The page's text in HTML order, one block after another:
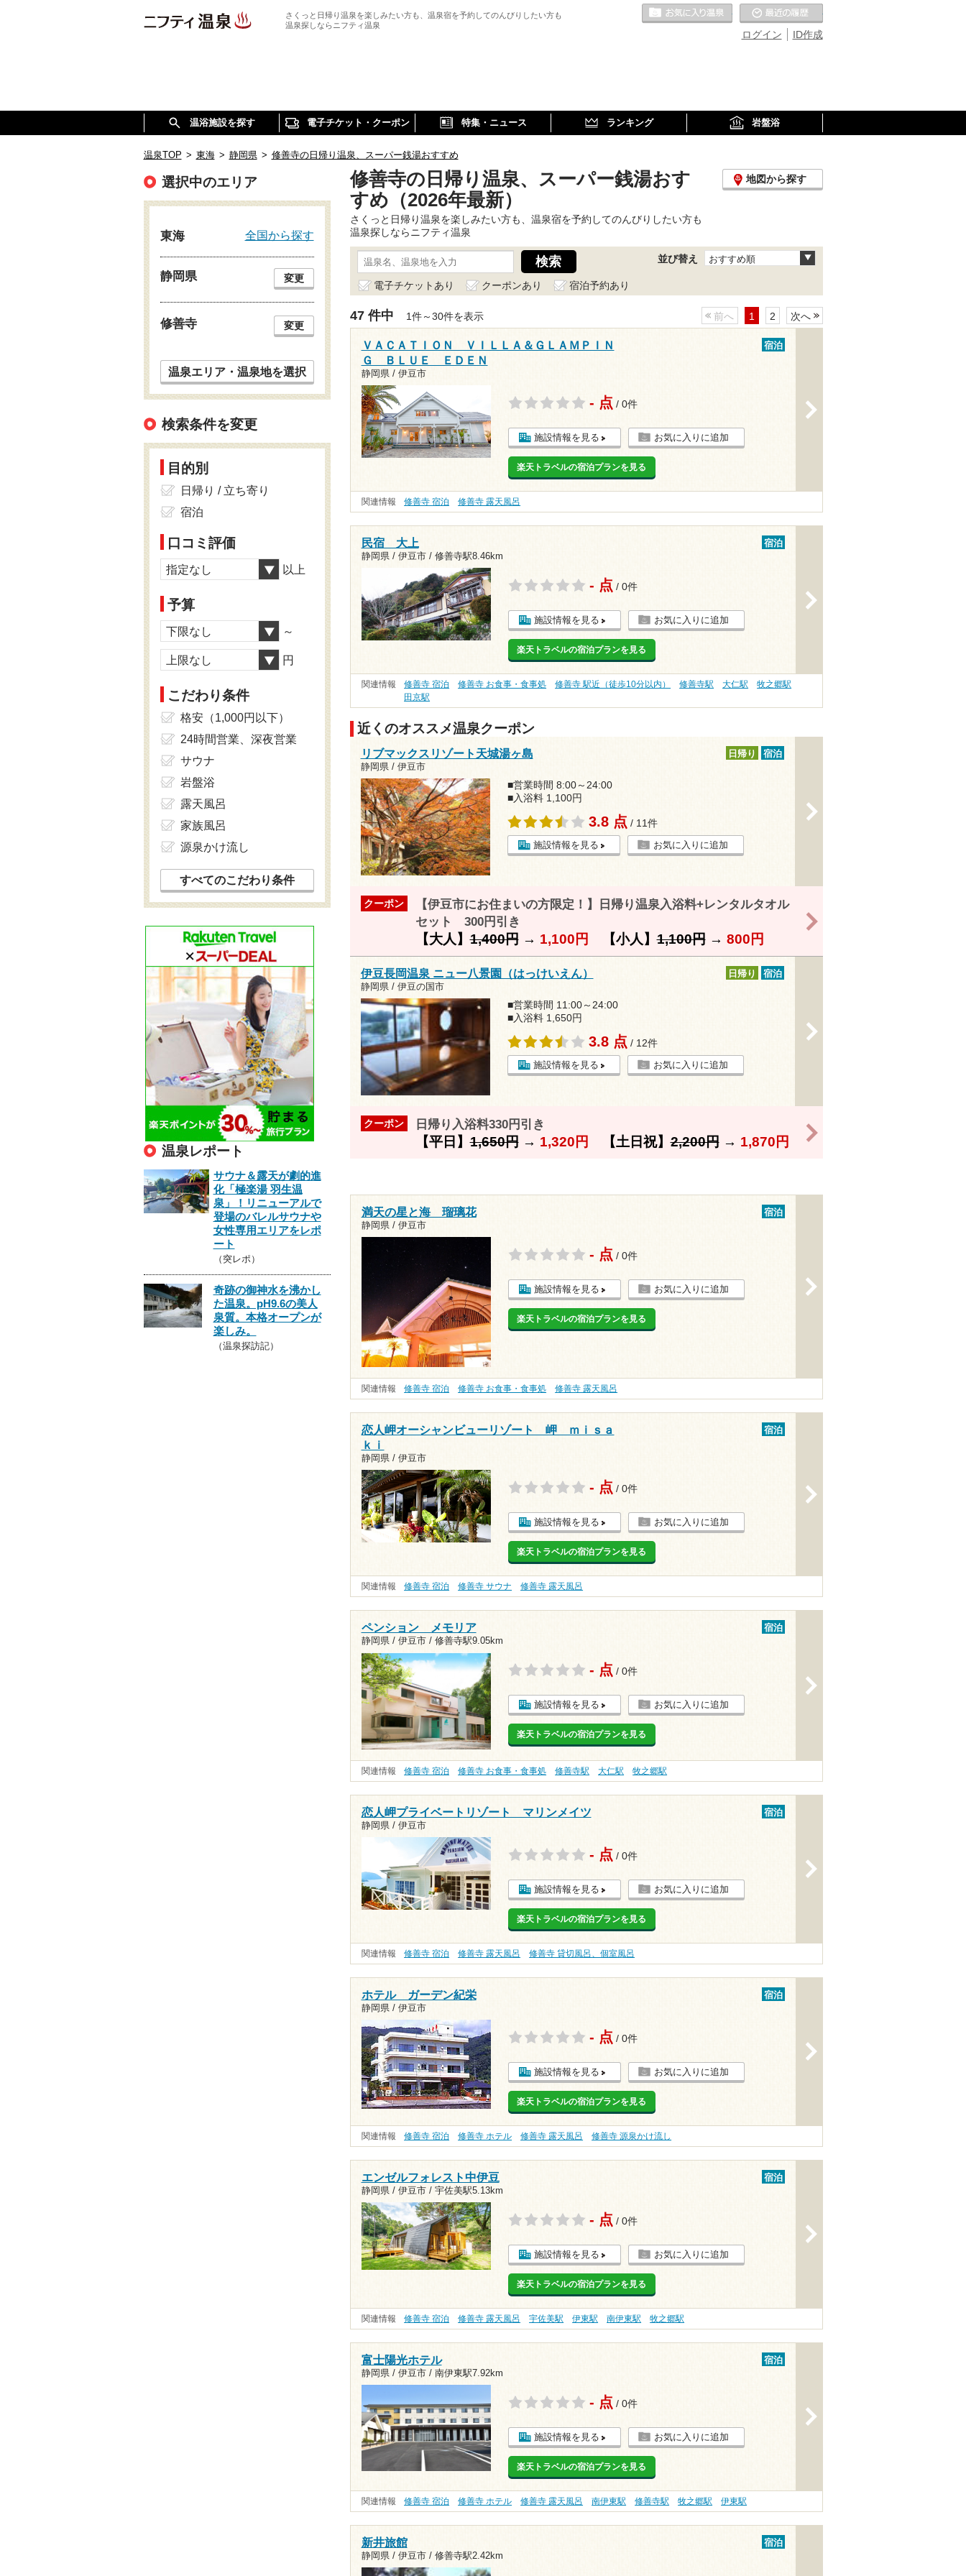
さくっと日帰り温泉を楽しみたい方も、温泉宿を予約してのんびりしたい方も
温泉探しならニフティ温泉
ID作成
ログイン
お気に入りの温泉
温浴施設を探す 電子チケット・クーポン 特集・ニュース ランキング 岩盤浴
温泉TOP > 東海 > 静岡県 > 修善寺の日帰り温泉、スーパー銭湯おすすめ
修善寺の日帰り温泉、スーパー銭湯おす
すめ（2026年最新）
地図から探す
さくっと日帰り温泉を楽しみたい方も、温泉宿を予約してのんびりしたい方も
温泉探しならニフティ温泉
並び替え おすすめ順
電子チケットあり クーポンあり 宿泊予約あり
47 件中 1件～30件を表示 前へ 1 2 次へ
ＶＡＣＡＴＩＯＮ ＶＩＬＬＡ＆ＧＬＡＭＰＩＮ
Ｇ ＢＬＵＥ ＥＤＥＮ
静岡県 / 伊豆市
宿泊
- 点 / 0件
施設情報を見る お気に入りに追加
楽天トラベルの宿泊プランを見る
関連情報 修善寺 宿泊 修善寺 露天風呂
民宿 大上
静岡県 / 伊豆市 / 修善寺駅8.46km
宿泊
- 点 / 0件
施設情報を見る お気に入りに追加
楽天トラベルの宿泊プランを見る
関連情報 修善寺 宿泊 修善寺 お食事・食事処 修善寺 駅近（徒歩10分以内） 修善寺駅 大仁駅
牧之郷駅
田京駅
近くのオススメ温泉クーポン
リブマックスリゾート天城湯ヶ島
静岡県 / 伊豆市
日帰り 宿泊
■営業時間 8:00～24:00
■入浴料 1,100円
3.8 点 / 11件
施設情報を見る お気に入りに追加
クーポン
【伊豆市にお住まいの方限定！】日帰り温泉入浴料+レンタルタオル
セット 300円引き
【大人】1,400円→ 1,100円 【小人】1,100円→ 800円
伊豆長岡温泉 ニュー八景園（はっけいえん）
静岡県 / 伊豆の国市
日帰り 宿泊
■営業時間 11:00～24:00
■入浴料 1,650円
3.8 点 / 12件
施設情報を見る お気に入りに追加
クーポン 日帰り入浴料330円引き
【平日】1,650円→ 1,320円 【土日祝】2,200円→ 1,870円
満天の星と海 瑠璃花
静岡県 / 伊豆市
宿泊
- 点 / 0件
施設情報を見る お気に入りに追加
楽天トラベルの宿泊プランを見る
関連情報 修善寺 宿泊 修善寺 お食事・食事処 修善寺 露天風呂
恋人岬オーシャンビューリゾート 岬 ｍｉｓａ
ｋｉ
静岡県 / 伊豆市
宿泊
- 点 / 0件
施設情報を見る お気に入りに追加
楽天トラベルの宿泊プランを見る
関連情報 修善寺 宿泊 修善寺 サウナ 修善寺 露天風呂
ペンション メモリア
静岡県 / 伊豆市 / 修善寺駅9.05km
宿泊
- 点 / 0件
施設情報を見る お気に入りに追加
楽天トラベルの宿泊プランを見る
関連情報 修善寺 宿泊 修善寺 お食事・食事処 修善寺駅 大仁駅 牧之郷駅
恋人岬プライベートリゾート マリンメイツ
静岡県 / 伊豆市
宿泊
- 点 / 0件
施設情報を見る お気に入りに追加
楽天トラベルの宿泊プランを見る
関連情報 修善寺 宿泊 修善寺 露天風呂 修善寺 貸切風呂、個室風呂
ホテル ガーデン紀栄
静岡県 / 伊豆市
宿泊
- 点 / 0件
施設情報を見る お気に入りに追加
楽天トラベルの宿泊プランを見る
関連情報 修善寺 宿泊 修善寺 ホテル 修善寺 露天風呂 修善寺 源泉かけ流し
エンゼルフォレスト中伊豆
静岡県 / 伊豆市 / 宇佐美駅5.13km
宿泊
- 点 / 0件
施設情報を見る お気に入りに追加
楽天トラベルの宿泊プランを見る
関連情報 修善寺 宿泊 修善寺 露天風呂 宇佐美駅 伊東駅 南伊東駅 牧之郷駅
富士陽光ホテル
静岡県 / 伊豆市 / 南伊東駅7.92km
宿泊
- 点 / 0件
施設情報を見る お気に入りに追加
楽天トラベルの宿泊プランを見る
関連情報 修善寺 宿泊 修善寺 ホテル 修善寺 露天風呂 南伊東駅 修善寺駅 牧之郷駅 伊東駅
新井旅館
静岡県 / 伊豆市 / 修善寺駅2.42km
宿泊
選択中のエリア
東海 全国から探す
静岡県 変更
修善寺 変更
温泉エリア・温泉地を選択
検索条件を変更
目的別
日帰り / 立ち寄り
宿泊
口コミ評価
指定なし 以上
予算
下限なし ～
上限なし 円
こだわり条件
格安（1,000円以下）
24時間営業、深夜営業
サウナ
岩盤浴
露天風呂
家族風呂
源泉かけ流し
すべてのこだわり条件
温泉レポート
サウナ＆露天が劇的進
化「極楽湯 羽生温
泉」！リニューアルで
登場のバレルサウナや
女性専用エリアをレポ
ート
（突レポ）
奇跡の御神水を沸かし
た温泉。pH9.6の美人
泉質。本格オープンが
楽しみ。
（温泉探訪記）